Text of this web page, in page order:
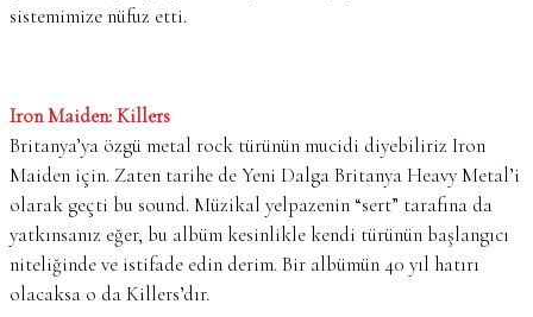
sistemimize nüfuz etti.
Iron Maiden: Killers
Britanya’ya özgü metal rock türünün mucidi diyebiliriz Iron
Maiden için. Zaten tarihe de Yeni Dalga Britanya Heavy Metal’i
olarak geçti bu sound. Müzikal yelpazenin “sert” tarafına da
yatkınsanız eğer, bu albüm kesinlikle kendi türünün başlangıcı
niteliğinde ve istifade edin derim. Bir albümün 40 yıl hatırı
olacaksa o da Killers’dır.